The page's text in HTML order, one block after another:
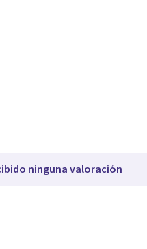
ninguna valoración